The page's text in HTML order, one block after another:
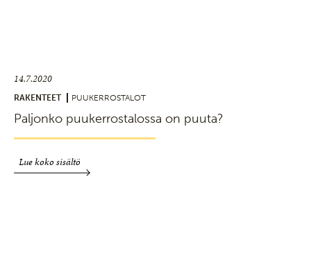
14.7.2020
RAKENTEET PUUKERROSTALOT
Paljonko puukerrostalossa on puuta?
Lue koko sisältö